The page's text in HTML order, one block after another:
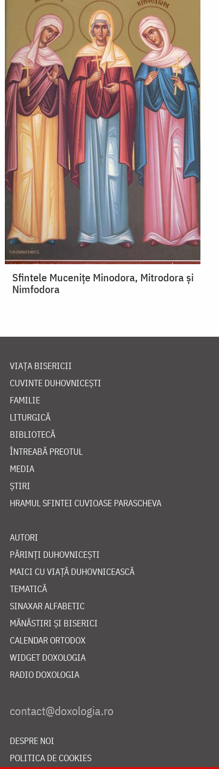
Sfintele Mucenițe Minodora, Mitrodora și
Nimfodora
VIAȚA BISERICII
CUVINTE DUHOVNICEȘTI
FAMILIE
LITURGICĂ
BIBLIOTECĂ
ÎNTREABĂ PREOTUL
MEDIA
ȘTIRI
HRAMUL SFINTEI CUVIOASE PARASCHEVA
AUTORI
PĂRINȚI DUHOVNICEȘTI
MAICI CU VIAȚĂ DUHOVNICEASCĂ
TEMATICĂ
SINAXAR ALFABETIC
MĂNĂSTIRI ȘI BISERICI
CALENDAR ORTODOX
WIDGET DOXOLOGIA
RADIO DOXOLOGIA
DESPRE NOI
POLITICA DE COOKIES